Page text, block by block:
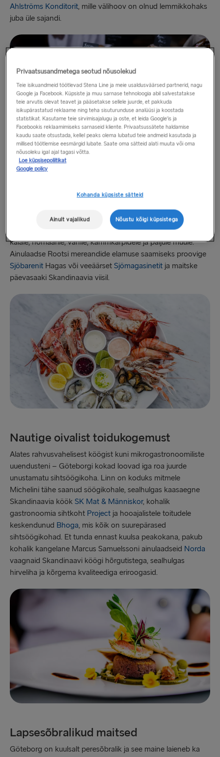
Ahlströms Konditorit, mille välihoov on olnud lemmikkohaks
juba üle sajandi.
Göteborg on oma mereäärse asukoha, elavate kalaturgude
mereandide nautimiseks. Kogu linnast leiate kaasaegseid ja
rahvusvahelisi toitusid, mis on keskendunud krevettidele,
kalale, homaarile, vähile, kammkarpidele ja paljule muule.
Ainulaadse Rootsi mereandide elamuse saamiseks proovige
Sjöbarenit Hagas või veeäärset Sjömagasinetit ja maitske
päevasaaki Skandinaavia viisil.
Nautige oivalist toidukogemust
Alates rahvusvahelisest köögist kuni mikrogastronoomiliste
uuendusteni – Göteborgi kokad loovad iga roa juurde
unustamatu sihtsöögikoha. Linn on koduks mitmele
Michelini tähe saanud söögikohale, sealhulgas kaasaegne
Skandinaavia köök SK Mat & Människor, kohalik
gastronoomia sihtkoht Project ja hooajalistele toitudele
keskendunud Bhoga, mis kõik on suurepärased
sihtsöögikohad. Et tunda ennast kuulsa peakokana, pakub
kohalik kangelane Marcus Samuelssoni ainulaadseid Norda
vaagnaid Skandinaavi köögi hõrgutistega, sealhulgas
hirveliha ja kõrgema kvaliteediga eriroogasid.
Lapsesõbralikud maitsed
Göteborg on kuulsalt peresõbralik ja see maine laieneb ka
Privaatsusandmetega seotud nõusolekud
Teie isikuandmeid töötlevad Stena Line ja meie usaldusväärsed partnerid, nagu
Google ja Facebook. Küpsiste ja muu sarnase tehnoloogia abil salvestatakse
teie arvutis olevat teavet ja pääsetakse sellele juurde, et pakkuda
isikupärastatud reklaame ning teha sisuturunduse analüüsi ja koostada
statistikat. Kasutame teie sirvimisajalugu ja oste, et leida Google'is ja
Facebookis reklaamimiseks sarnaseid kliente. Privaatsussätete haldamise
kaudu saate otsustada, kellel peaks olema lubatud teie andmeid kasutada ja
millised töötlemise eesmärgid lubate. Saate oma sätteid alati muuta või oma
nõusoleku igal ajal tagasi võtta.
Loe küpsisepoliitikat
Google policy
Kohanda küpsiste sätteid
Ainult vajalikud Nõustu kõigi küpsistega